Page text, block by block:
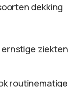
dekking
ernstige ziekten
routinematige